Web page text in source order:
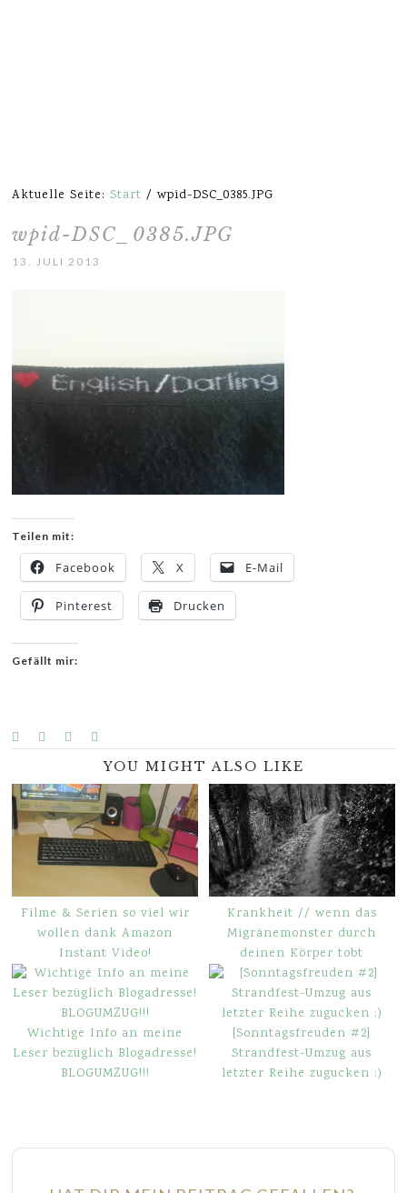
Aktuelle Seite:Start / wpid-DSC_0385.JPG
wpid-DSC_0385.JPG
13. JULI 2013
Teilen mit:
Facebook X E-Mail
Pinterest Drucken
Gefällt mir:
YOU MIGHT ALSO LIKE
Filme & Serien so viel wir
wollen dank Amazon
Instant Video!
Krankheit // wenn das
Migränemonster durch
deinen Körper tobt
Wichtige Info an meine
Leser bezüglich Blogadresse!
BLOGUMZUG!!!
[Sonntagsfreuden #2]
Strandfest-Umzug aus
letzter Reihe zugucken ;)